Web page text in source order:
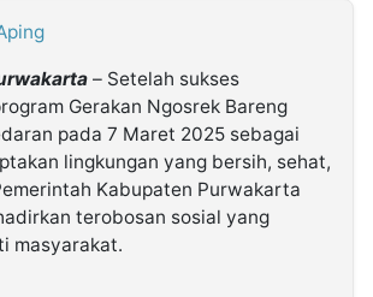
– Setelah sukses
Gerakan Ngosrek Bareng
pada 7 Maret 2025 sebagai
lingkungan yang bersih, sehat,
Kabupaten Purwakarta
terobosan sosial yang
masyarakat.